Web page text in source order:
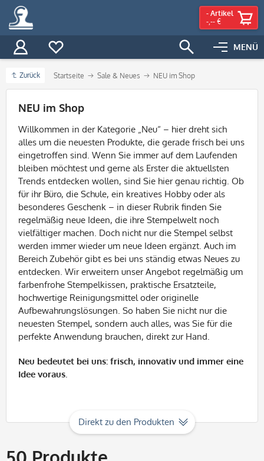
MENÜ
- Artikel
-,-- €
Zurück Startseite Sale & Neues NEU im Shop
Filter
NEU im Shop
Willkommen in der Kategorie „Neu“ – hier dreht sich
alles um die neuesten Produkte, die gerade frisch bei uns
eingetroffen sind. Wenn Sie immer auf dem Laufenden
bleiben möchtest und gerne als Erster die aktuellsten
Trends entdecken wollen, sind Sie hier genau richtig. Ob
für ihr Büro, die Schule, ein kreatives Hobby oder als
besonderes Geschenk – in dieser Rubrik finden Sie
regelmäßig neue Ideen, die ihre Stempelwelt noch
vielfältiger machen. Doch nicht nur die Stempel selbst
werden immer wieder um neue Ideen ergänzt. Auch im
Bereich Zubehör gibt es bei uns ständig etwas Neues zu
entdecken. Wir erweitern unser Angebot regelmäßig um
farbenfrohe Stempelkissen, praktische Ersatzteile,
hochwertige Reinigungsmittel oder originelle
Aufbewahrungslösungen. So haben Sie nicht nur die
neuesten Stempel, sondern auch alles, was Sie für die
perfekte Anwendung brauchen, direkt zur Hand.
Neu bedeutet bei uns: frisch, innovativ und immer eine
Idee voraus.
Direkt zu den Produkten